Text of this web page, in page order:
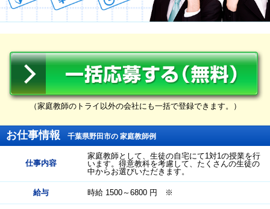
（家庭教師のトライ以外の会社にも一括で登録できます。）
お仕事情報 千葉県野田市の 家庭教師例
仕事内容
家庭教師として、生徒の自宅にて1対1の授業を行
います。得意教科を考慮して、たくさんの生徒の
中からお選びいただきます。
給与 時給 1500～6800 円 ※